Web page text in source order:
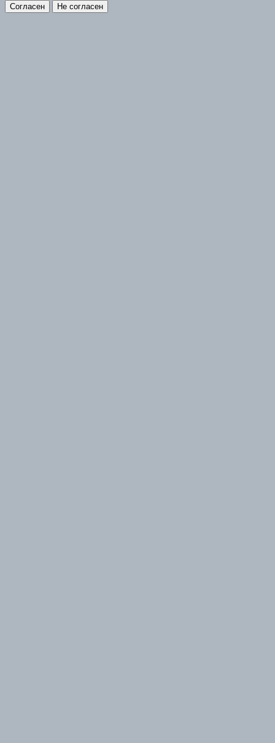
Согласен Не согласен